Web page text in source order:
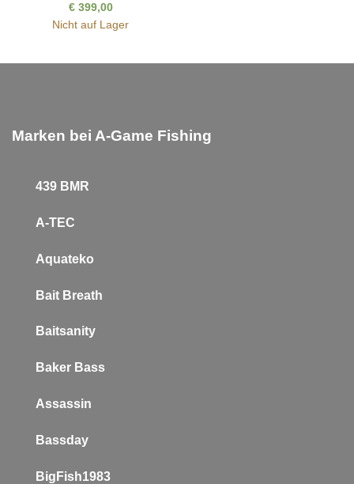
€399,00
Nicht auf Lager
Marken bei A-Game Fishing
439 BMR
A-TEC
Aquateko
Bait Breath
Baitsanity
Baker Bass
Assassin
Bassday
BigFish1983